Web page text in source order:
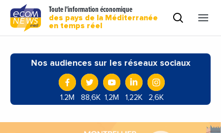
Toute l'information économique
des pays de la Méditerranée
en temps réel
Nos audiences sur les réseaux sociaux
1.2M 88,6K 1,2M 1,22K 2,6K